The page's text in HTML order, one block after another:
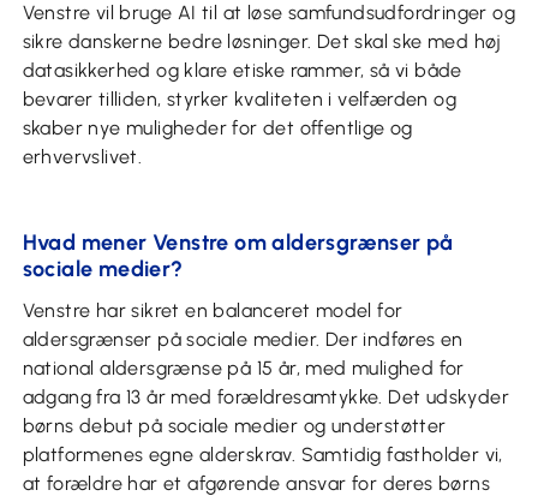
Venstre vil bruge AI til at løse samfundsudfordringer og
sikre danskerne bedre løsninger. Det skal ske med høj
datasikkerhed og klare etiske rammer, så vi både
bevarer tilliden, styrker kvaliteten i velfærden og
skaber nye muligheder for det offentlige og
erhvervslivet.
Hvad mener Venstre om aldersgrænser på
sociale medier?
Venstre har sikret en balanceret model for
aldersgrænser på sociale medier. Der indføres en
national aldersgrænse på 15 år, med mulighed for
adgang fra 13 år med forældresamtykke. Det udskyder
børns debut på sociale medier og understøtter
platformenes egne alderskrav. Samtidig fastholder vi,
at forældre har et afgørende ansvar for deres børns